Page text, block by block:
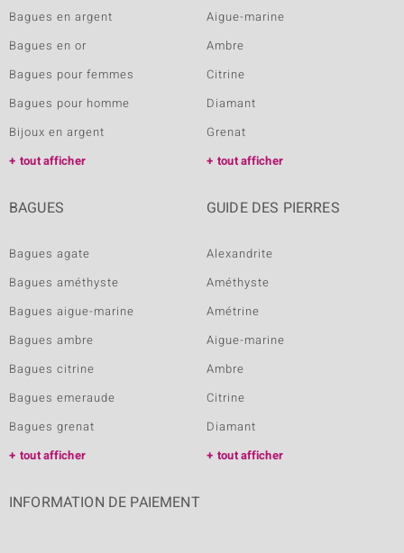
Bagues en argent
Bagues en or
Bagues pour femmes
Bagues pour homme
Bijoux en argent
tout afficher
Aigue-marine
Ambre
Citrine
Diamant
Grenat
tout afficher
BAGUES
Bagues agate
Bagues améthyste
Bagues aigue-marine
Bagues ambre
Bagues citrine
Bagues emeraude
Bagues grenat
tout afficher
GUIDE DES PIERRES
Alexandrite
Améthyste
Amétrine
Aigue-marine
Ambre
Citrine
Diamant
tout afficher
INFORMATION DE PAIEMENT